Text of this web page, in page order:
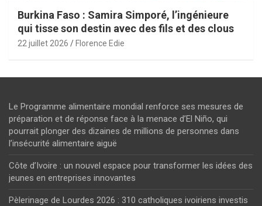
Burkina Faso : Samira Simporé, l’ingénieure
qui tisse son destin avec des fils et des clous
22 juillet 2026 Florence Edie
Le Programme alimentaire mondial renforce ses mesures de
préparation et de réponse face à la menace d’El Niño, qui
pourrait plonger des dizaines de millions de personnes dans
l’insécurité alimentaire aiguë
Côte d’Ivoire : un nouvel espace pour transformer les idées des
jeunes en entreprises innovantes
Pèlerinage de Lourdes 2026 : 310 catholiques ivoiriens investis